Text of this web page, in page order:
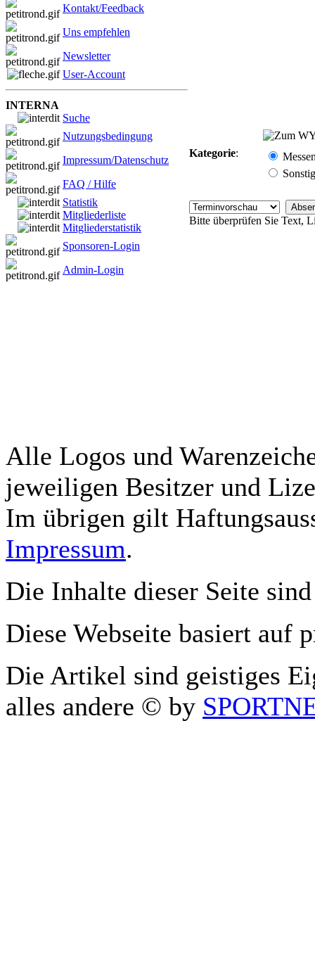
Kontakt/Feedback
Uns empfehlen
Newsletter
User-Account
INTERNA
Suche
Nutzungsbedingung
Impressum/Datenschutz
FAQ / Hilfe
Statistik
Mitgliederliste
Mitgliederstatistik
Sponsoren-Login
Admin-Login
Kategorie:
Bitte überprüfen Sie Text,
Alle Logos und
jeweiligen Besitzer und
Im übrigen gilt
Impressum.
Die Inhalte dieser Seite
Diese Webseite basiert auf
Die Artikel sind geistiges
alles andere © by